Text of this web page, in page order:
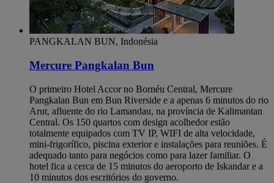
PANGKALAN BUN, Indonésia
Mercure Pangkalan Bun
O primeiro Hotel Accor no Bornéu Central, Mercure
Pangkalan Bun em Bun Riverside e a apenas 6 minutos do rio
Arut, afluente do rio Lamandau, na província de Kalimantan
Central. Os 150 quartos com design acolhedor estão
totalmente equipados com TV IP, WIFI de alta velocidade,
mini-frigorífico, piscina exterior e instalações para reuniões. É
adequado tanto para negócios como para lazer familiar. O
hotel fica a cerca de 15 minutos do aeroporto de Iskandar e a
10 minutos dos escritórios do governo.